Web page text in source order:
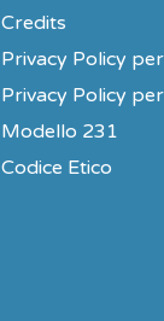
Credits
Privacy Policy
Privacy Policy
Modello 231
Codice Etico